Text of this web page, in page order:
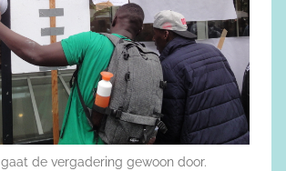
gaat de vergadering gewoon door.